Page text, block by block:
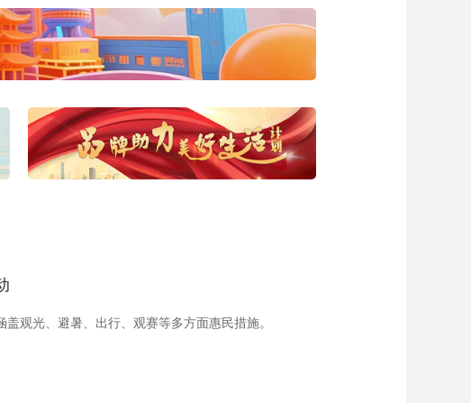
观光、避暑、出行、观赛等多方面惠民措施。